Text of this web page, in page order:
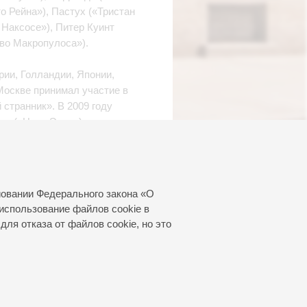
Федерального закона «О
файлов cookie в
отказа от файлов cookie, но это
Рейна»), Пастух («Тристан
Питер Куинт
Макропулоса»).
Голландии, Японии,
принимал участие в
В 2009 году
(«Царь Эдип») в
(дирижер Валерий